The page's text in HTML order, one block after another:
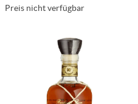
Preis nicht verfügbar